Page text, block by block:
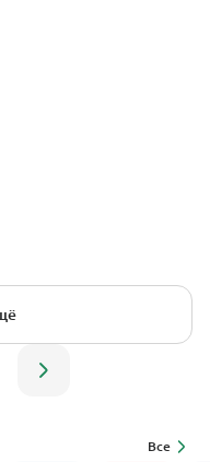
Все